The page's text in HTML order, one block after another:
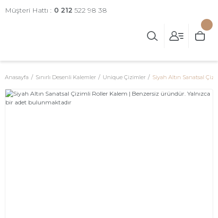
Müşteri Hattı : 0 212 522 98 38
Anasayfa Sınırlı Desenli Kalemler Unique Çizimler Siyah Altın Sanatsal